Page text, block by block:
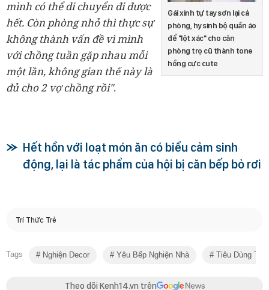
Gái xinh tự tay sơn lại cả
phòng, hy sinh bộ quần áo
để "lột xác" cho căn
phòng trọ cũ thành tone
hồng cực cute
mình có thể di chuyển đi được
hết. Còn phòng nhỏ thì thực sự
không thành vấn đề vì mình
với chồng tuần gặp nhau mỗi
một lần, không gian thế này là
đủ cho 2 vợ chồng rồi".
Hết hồn với loạt món ăn có biểu cảm sinh
động, lại là tác phẩm của hội bị căn bếp bỏ rơi
Trí Thức Trẻ
Tags Nghiện Decor Yêu Bếp Nghiện Nhà Tiêu Dùng
Theo dõi Kenh14.vn trên